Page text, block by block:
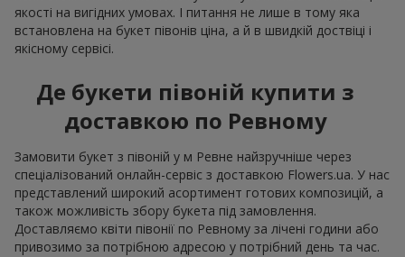
якості на вигідних умовах. І питання не лише в тому яка
встановлена на букет півонів ціна, а й в швидкій доствіці і
якісному сервісі.
Де букети півоній купити з
доставкою по Ревному
Замовити букет з півоній у м Ревне найзручніше через
спеціалізований онлайн-сервіс з доставкою Flowers.ua. У нас
представлений широкий асортимент готових композицій, а
також можливість збору букета під замовлення.
Доставляємо квіти півонії по Ревному за лічені години або
привозимо за потрібною адресою у потрібний день та час.